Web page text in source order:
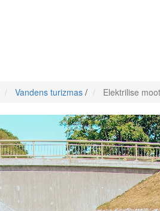
Vandens turizmas / Elektrilise